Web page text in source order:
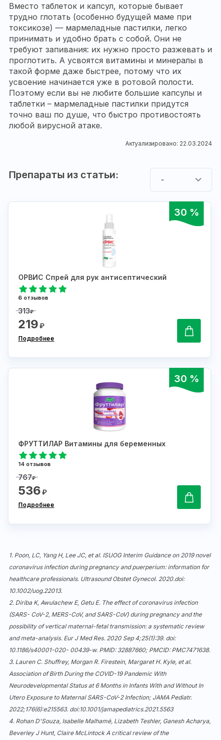
Вместо таблеток и капсул, которые бывает
трудно глотать (особенно будущей маме при
токсикозе) — мармеладные пастилки, легко
принимать и удобно брать с собой. Они не
требуют запивания: их нужно просто разжевать и
проглотить. А усвоятся витамины и минералы в
такой форме даже быстрее, потому что их
усвоение начинается уже в ротовой полости.
Поэтому если вы не любите большие капсулы и
таблетки – мармеладные пастилки придутся
точно ваш по душе, что быстро противостоять
любой вирусной атаке.
Актуализировано: 22.03.2024
Препараты из статьи: -
30 %
ОРВИС Спрей для рук антисептический
6 отзывов
313₽
219₽
Подробнее
30 %
ФРУТТИЛАР Витамины для беременных
14 отзывов
767₽
536₽
Подробнее
1. Poon, LC, Yang H, Lee JC, et al. ISUOG Interim Guidance on 2019 novel
coronavirus infection during pregnancy and puerperium: information for
healthcare professionals. Ultrasound Obstet Gynecol. 2020.doi:
10.1002/uog.22013.
2. Diriba K, Awulachew E, Getu E. The effect of coronavirus infection
(SARS- CoV-2, MERS-CoV, and SARS-CoV) during pregnancy and the
possibility of vertical maternal-fetal transmission: a systematic review
and meta-analysis. Eur J Med Res. 2020 Sep 4;25(1):39. doi:
10.1186/s40001-020- 00439-w. PMID: 32887660; PMCID: PMC7471638.
3. Lauren C. Shuffrey, Morgan R. Firestein, Margaret H. Kyle, et al.
Association of Birth During the COVID-19 Pandemic With
Neurodevelopmental Status at 6 Months in Infants With and Without In
Utero Exposure to Maternal SARS-CoV-2 Infection; JAMA Pediatr.
2022;176(6):e215563. doi:10.1001/jamapediatrics.2021.5563
4. Rohan D'Souza, Isabelle Malhamé, Lizabeth Teshler, Ganesh Acharya,
Beverley J Hunt, Claire McLintock A critical review of the